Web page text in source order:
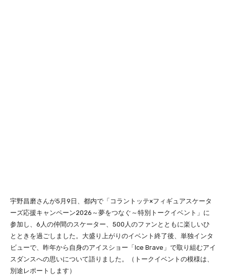
宇野昌磨さんが5月9日、都内で「コラントッテ×フィギュアスケータ
ーズ応援キャンペーン2026～夢をつなぐ～特別トークイベント」に
参加し、6人の仲間のスケーター、500人のファンとともに楽しいひ
とときを過ごしました。大盛り上がりのイベント終了後、単独インタ
ビューで、昨年から自身のアイスショー「Ice Brave」で取り組むアイ
スダンスへの思いについて語りました。（トークイベントの模様は、
別途レポートします）